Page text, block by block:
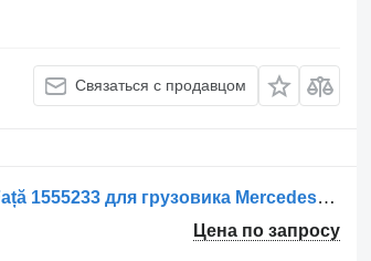
Связаться с продавцом
Реактивная тяга Legătură Bară Stabilizatoare Axa Față 1555233 для грузовика Mercedes-Benz A9703230016 9703230016 N308676012011 N910105012021
Цена по запросу